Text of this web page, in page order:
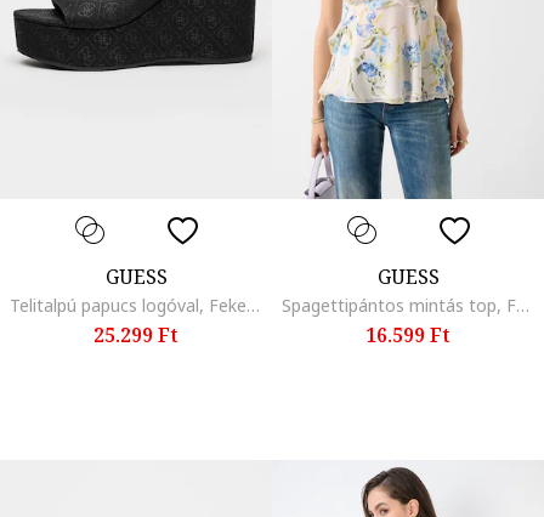
GUESS
Telitalpú papucs logóval, Fekete
25.299 Ft
GUESS
Spagettipántos mintás top, Fehér/Zöld
16.599 Ft